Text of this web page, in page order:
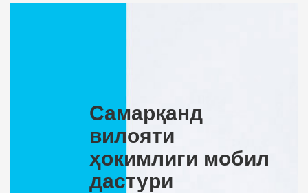
Самарқанд
вилояти
ҳокимлиги мобил
дастури